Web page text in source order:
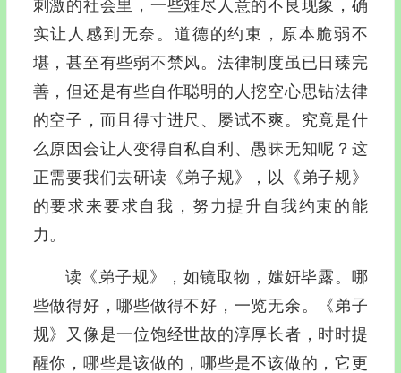
刺激的社会里，一些难尽人意的不良现象，确
实让人感到无奈。道德的约束，原本脆弱不
堪，甚至有些弱不禁风。法律制度虽已日臻完
善，但还是有些自作聪明的人挖空心思钻法律
的空子，而且得寸进尺、屡试不爽。究竟是什
么原因会让人变得自私自利、愚昧无知呢？这
正需要我们去研读《弟子规》，以《弟子规》
的要求来要求自我，努力提升自我约束的能
力。
读《弟子规》，如镜取物，媸妍毕露。哪
些做得好，哪些做得不好，一览无余。《弟子
规》又像是一位饱经世故的淳厚长者，时时提
醒你，哪些是该做的，哪些是不该做的，它更